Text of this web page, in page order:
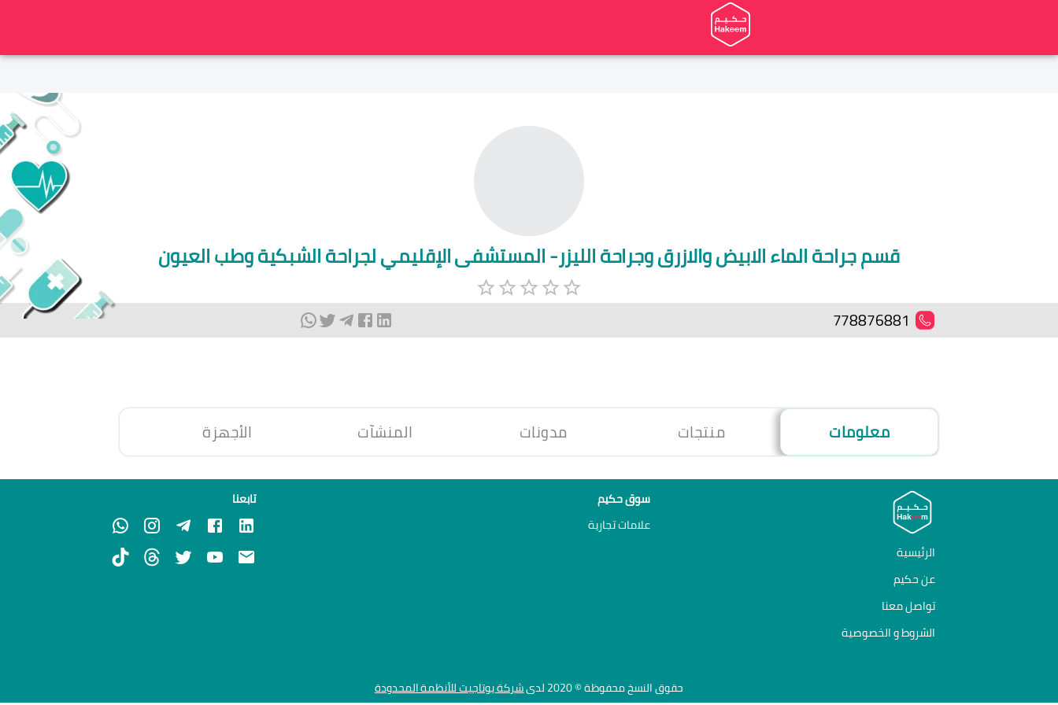
قسم جراحة الماء الابيض والازرق وجراحة الليزر- المستشفى الإقليمي لجراحة الشبكية وطب العيون
778876881
معلومات منتجات مدونات المنشآت الأجهزة
الرئيسية
عن حكيم
تواصل معنا
الشروط و الخصوصية
سوق حكيم
علامات تجارية
تابعنا
حقوق النسخ محفوظة © 2020 لدى شركة يوتاجيت للأنظمة المحدودة